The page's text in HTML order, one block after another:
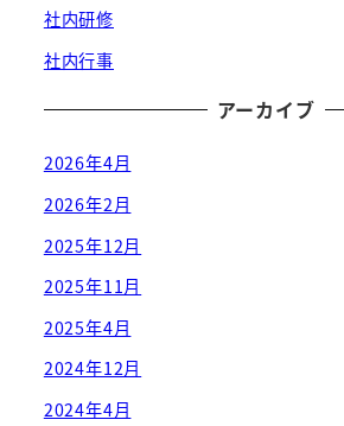
社内研修
社内行事
アーカイブ
2026年4月
2026年2月
2025年12月
2025年11月
2025年4月
2024年12月
2024年4月